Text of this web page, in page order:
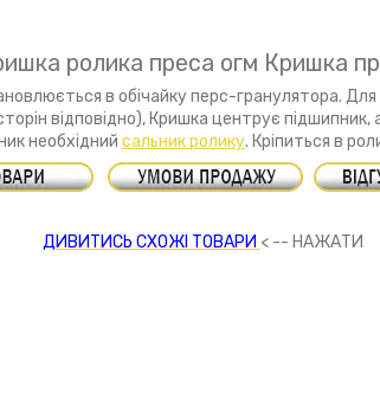
ролика преса огм Кришка
в обічайку перс-гранулятора.
відповідно), Кришка центрує
необхідний сальник ролику. Кріпиться в
ДИВИТИСЬ СХОЖІ ТОВАРИ < -- НАЖАТИ